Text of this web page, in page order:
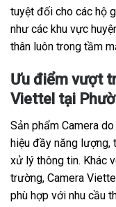
tuyệt đối cho các hộ
như các khu vực
thân luôn trong tầm
Ưu điểm vượt
Viettel tại
Sản phẩm Camera
hiệu đầy năng
xử lý thông tin. Khác
trường, Camera
phù hợp với nhu cầu